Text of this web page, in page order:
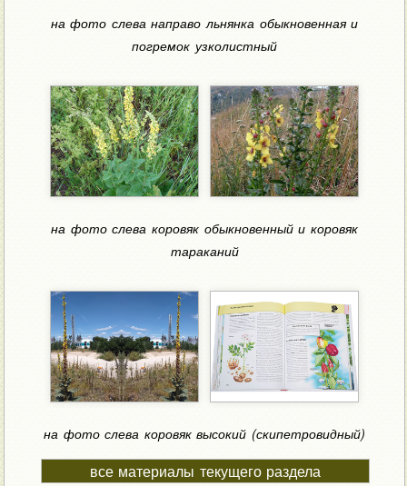
на фото слева направо льнянка обыкновенная и
погремок узколистный
на фото слева коровяк обыкновенный и коровяк
тараканий
на фото слева коровяк высокий (скипетровидный)
все материалы текущего раздела